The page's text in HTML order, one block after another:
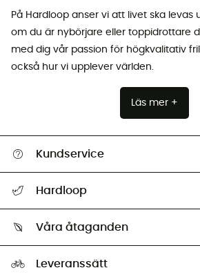
På Hardloop anser vi att livet ska levas
om du är nybörjare eller toppidrottare
med dig vår passion för högkvalitativ
också hur vi upplever världen.
Läs mer +
Kundservice
Retur & återbetalning
Hardloop
Ambassadörer
Våra åtaganden
Leveranssätt